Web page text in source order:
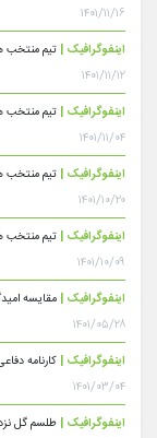
۱۴۰۱/۱۱/۱۶
اینفوگرافیک | تیم منتخب
۱۴۰۱/۱۱/۱۲
اینفوگرافیک | تیم منتخب
۱۴۰۱/۱۱/۰۴
اینفوگرافیک | تیم منتخب
۱۴۰۱/۱۰/۲۰
اینفوگرافیک | تیم منتخب
۱۴۰۱/۱۰/۰۹
اینفوگرافیک | مقایسه
۱۴۰۱/۰۵/۲۸
اینفوگرافیک | کارنامه دفاعی و
۱۴۰۱/۰۳/۰۴
اینفوگرافیک | طلسم گل